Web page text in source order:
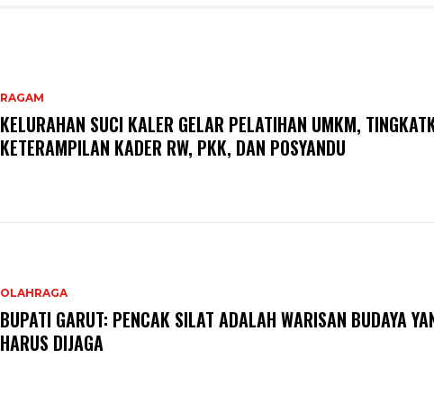
RAGAM
KELURAHAN SUCI KALER GELAR PELATIHAN UMKM,
KETERAMPILAN KADER RW, PKK, DAN POSYANDU
OLAHRAGA
BUPATI GARUT: PENCAK SILAT ADALAH WARISAN BUDAYA
HARUS DIJAGA